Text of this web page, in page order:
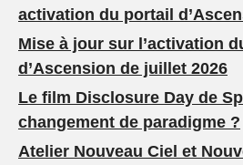
activation du portail
Mise à jour sur l’activation
d’Ascension de juillet 2026
Le film Disclosure Day de
changement de paradigme ?
Atelier Nouveau Ciel et